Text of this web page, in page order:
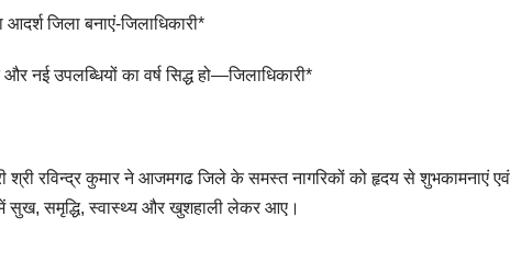
जिला बनाएं-जिलाधिकारी*
नई उपलब्धियों का वर्ष सिद्ध हो—जिलाधिकारी*
रविन्द्र कुमार ने आजमगढ जिले के समस्त नागरिकों को हृदय से शुभकामनाएं एवं
में सुख, समृद्धि, स्वास्थ्य और खुशहाली लेकर आए।